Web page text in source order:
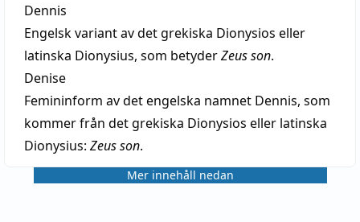
Dennis
Engelsk variant av det grekiska Dionysios eller
latinska Dionysius, som betyderZeus son.
Denise
Femininform av det engelska namnet Dennis, som
kommer från det grekiska Dionysios eller latinska
Dionysius: Zeus son.
Mer innehåll nedan